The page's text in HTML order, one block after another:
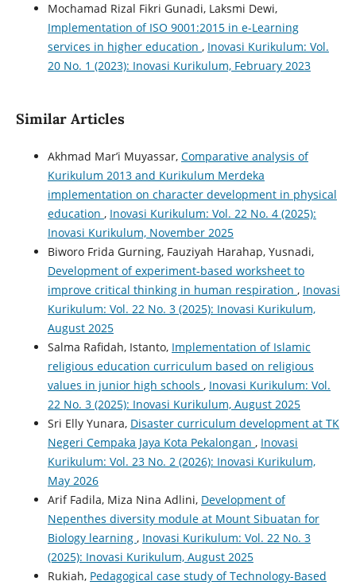
Mochamad Rizal Fikri Gunadi, Laksmi Dewi,
Implementation of ISO 9001:2015 in e-Learning
services in higher education , Inovasi Kurikulum: Vol.
20 No. 1 (2023): Inovasi Kurikulum, February 2023
Similar Articles
Akhmad Mar’i Muyassar, Comparative analysis of
Kurikulum 2013 and Kurikulum Merdeka
implementation on character development in physical
education , Inovasi Kurikulum: Vol. 22 No. 4 (2025):
Inovasi Kurikulum, November 2025
Biworo Frida Gurning, Fauziyah Harahap, Yusnadi,
Development of experiment-based worksheet to
improve critical thinking in human respiration , Inovasi
Kurikulum: Vol. 22 No. 3 (2025): Inovasi Kurikulum,
August 2025
Salma Rafidah, Istanto, Implementation of Islamic
religious education curriculum based on religious
values in junior high schools , Inovasi Kurikulum: Vol.
22 No. 3 (2025): Inovasi Kurikulum, August 2025
Sri Elly Yunara, Disaster curriculum development at TK
Negeri Cempaka Jaya Kota Pekalongan , Inovasi
Kurikulum: Vol. 23 No. 2 (2026): Inovasi Kurikulum,
May 2026
Arif Fadila, Miza Nina Adlini, Development of
Nepenthes diversity module at Mount Sibuatan for
Biology learning , Inovasi Kurikulum: Vol. 22 No. 3
(2025): Inovasi Kurikulum, August 2025
Rukiah, Pedagogical case study of Technology-Based